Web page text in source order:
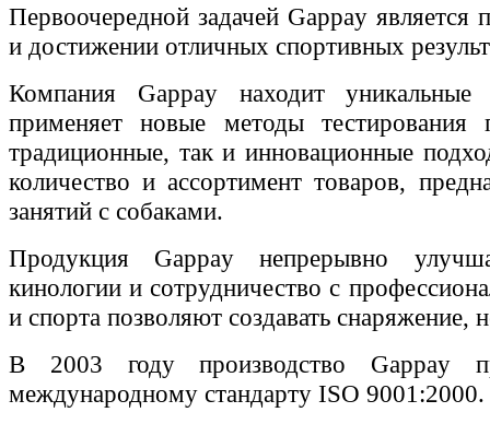
Первоочередной задачей Gappay является
и достижении отличных спортивных
Компания Gappayнаходит уникальные
применяет новые методы тестирования
традиционные, так и инновационные
количество и ассортимент товаров,
занятий с собаками.
Продукция Gappayнепрерывно
кинологии и сотрудничество с
и спорта позволяют создавать
В 2003 году производство Gappay
международному стандарту ISO 9001:2000.